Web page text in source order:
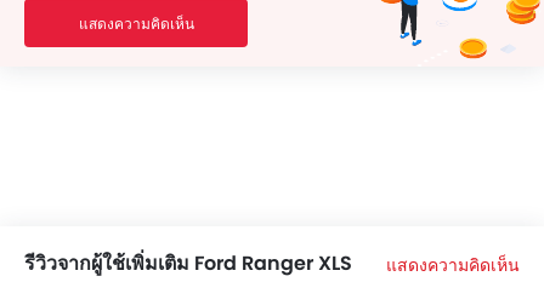
แสดงความคิดเห็น
รีวิวจากผู้ใช้เพิ่มเติม Ford Ranger XLS แสดงความคิดเห็น